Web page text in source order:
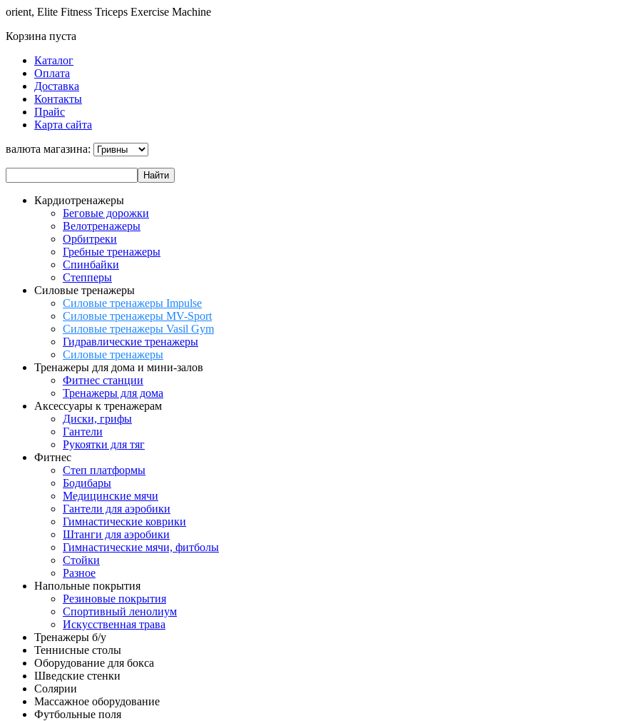
orient, Elite Fitness Triceps Exercise Machine
Корзина пуста
Каталог
Оплата
Доставка
Контакты
Прайс
Карта сайта
валюта магазина:
Кардиотренажеры
Беговые дорожки
Велотренажеры
Орбитреки
Гребные тренажеры
Спинбайки
Степперы
Силовые тренажеры
Силовые тренажеры Impulse
Силовые тренажеры MV-Sport
Силовые тренажеры Vasil Gym
Гидравлические тренажеры
Силовые тренажеры
Тренажеры для дома и мини-залов
Фитнес станции
Тренажеры для дома
Аксессуары к тренажерам
Диски, грифы
Гантели
Рукоятки для тяг
Фитнес
Степ платформы
Бодибары
Медицинские мячи
Гантели для аэробики
Гимнастические коврики
Штанги для аэробики
Гимнастические мячи, фитболы
Стойки
Разное
Напольные покрытия
Резиновые покрытия
Спортивный ленолиум
Искусственная трава
Тренажеры б/у
Теннисные столы
Оборудование для бокса
Шведские стенки
Солярии
Массажное оборудование
Футбольные поля